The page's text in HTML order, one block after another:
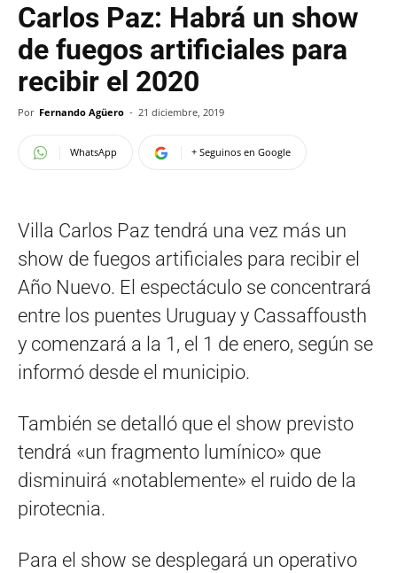
Carlos Paz: Habrá un show
de fuegos artificiales para
recibir el 2020
Por Fernando Agüero - 21 diciembre, 2019
WhatsApp + Seguinos en Google
Villa Carlos Paz tendrá una vez más un
show de fuegos artificiales para recibir el
Año Nuevo. El espectáculo se concentrará
entre los puentes Uruguay y Cassaffousth
y comenzará a la 1, el 1 de enero, según se
informó desde el municipio.
También se detalló que el show previsto
tendrá «un fragmento lumínico» que
disminuirá «notablemente» el ruido de la
pirotecnia.
Para el show se desplegará un operativo